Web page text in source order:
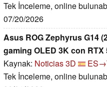
Tek İnceleme, online
07/20/2026
Asus ROG Zephyrus G14
gaming OLED 3K con RTX
Kaynak: Noticias 3D
Tek İnceleme, online